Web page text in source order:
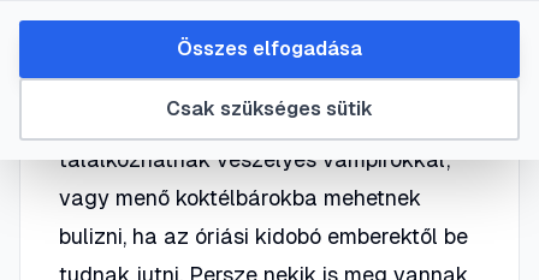
A játék egyértelműen a The Sims 3
alapjátékhoz készült kiegészítő lemez.
Amikor leszáll az éj… a simek
találkozhatnak veszélyes vámpírokkal,
vagy menő koktélbárokba mehetnek
bulizni, ha az óriási kidobó emberektől be
tudnak jutni. Persze nekik is meg vannak
Csak szükséges sütik
Összes elfogadása